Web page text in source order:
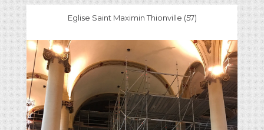
Eglise Saint Maximin Thionville (57)